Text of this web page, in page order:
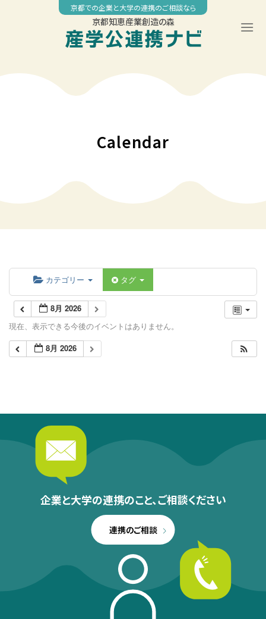
京都での企業と大学の連携のご相談なら
京都知恵産業創造の森
Calendar
カテゴリー タグ
8月 2026
現在、表示できる今後のイベントはありません。
8月 2026
企業と大学の連携のこと、ご相談ください
連携のご相談